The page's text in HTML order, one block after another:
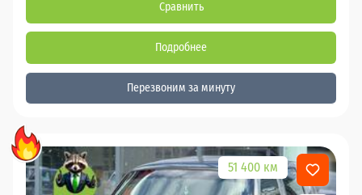
Сравнить
Подробнее
Перезвоним за минуту
51 400 км